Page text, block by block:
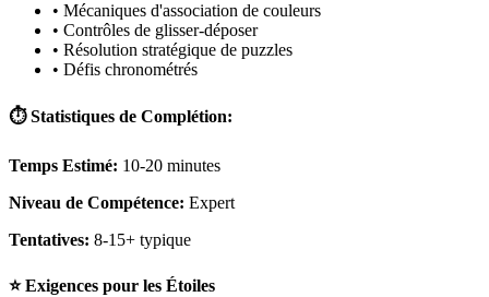
• Mécaniques d'association de couleurs
• Contrôles de glisser-déposer
• Résolution stratégique de puzzles
• Défis chronométrés
⏱️ Statistiques de Complétion:
Temps Estimé: 10-20 minutes
Niveau de Compétence: Expert
Tentatives: 8-15+ typique
⭐ Exigences pour les Étoiles